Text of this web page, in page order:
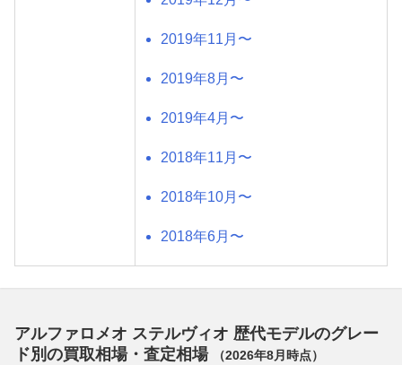
2019年11月〜
2019年8月〜
2019年4月〜
2018年11月〜
2018年10月〜
2018年6月〜
アルファロメオ ステルヴィオ 歴代モデルのグレー
ド別の買取相場・査定相場
（2026年8月 時点）